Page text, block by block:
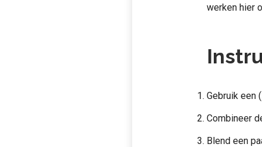
werken hier
Gebruik een
Combineer
Blend een